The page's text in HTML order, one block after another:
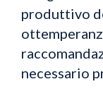
produttivo
necessario